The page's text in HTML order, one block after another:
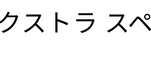
ストラ ス